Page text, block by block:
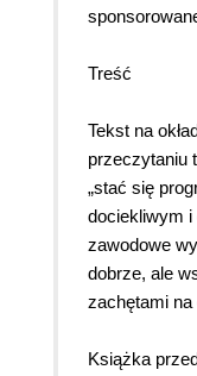
Treść
Tekst na
przeczytaniu
„stać się
dociekliwym
zawodowe
dobrze, ale
zachętami na
Książka